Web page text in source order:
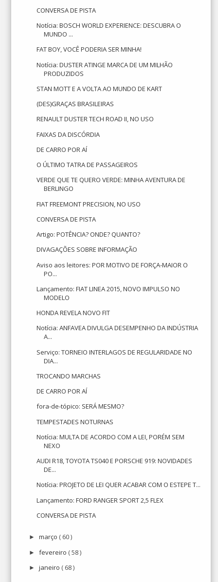
CONVERSA DE PISTA
Notícia: BOSCH WORLD EXPERIENCE: DESCUBRA O
MUNDO ...
FAT BOY, VOCÊ PODERIA SER MINHA!
Notícia: DUSTER ATINGE MARCA DE UM MILHÃO
PRODUZIDOS
STAN MOTT E A VOLTA AO MUNDO DE KART
(DES)GRAÇAS BRASILEIRAS
RENAULT DUSTER TECH ROAD II, NO USO
FAIXAS DA DISCÓRDIA
DE CARRO POR AÍ
O ÚLTIMO TATRA DE PASSAGEIROS
VERDE QUE TE QUERO VERDE: MINHA AVENTURA DE
BERLINGO
FIAT FREEMONT PRECISION, NO USO
CONVERSA DE PISTA
Artigo: POTÊNCIA? ONDE? QUANTO?
DIVAGAÇÕES SOBRE INFORMAÇÃO
Aviso aos leitores: POR MOTIVO DE FORÇA-MAIOR O
PO...
Lançamento: FIAT LINEA 2015, NOVO IMPULSO NO
MODELO
HONDA REVELA NOVO FIT
Notícia: ANFAVEA DIVULGA DESEMPENHO DA INDÚSTRIA
A...
Serviço: TORNEIO INTERLAGOS DE REGULARIDADE NO
DIA...
TROCANDO MARCHAS
DE CARRO POR AÍ
fora-de-tópico: SERÁ MESMO?
TEMPESTADES NOTURNAS
Notícia: MULTA DE ACORDO COM A LEI, PORÉM SEM
NEXO
AUDI R18, TOYOTA TS040 E PORSCHE 919: NOVIDADES
DE...
Notícia: PROJETO DE LEI QUER ACABAR COM O ESTEPE T...
Lançamento: FORD RANGER SPORT 2,5 FLEX
CONVERSA DE PISTA
► março ( 60 )
► fevereiro ( 58 )
► janeiro ( 68 )